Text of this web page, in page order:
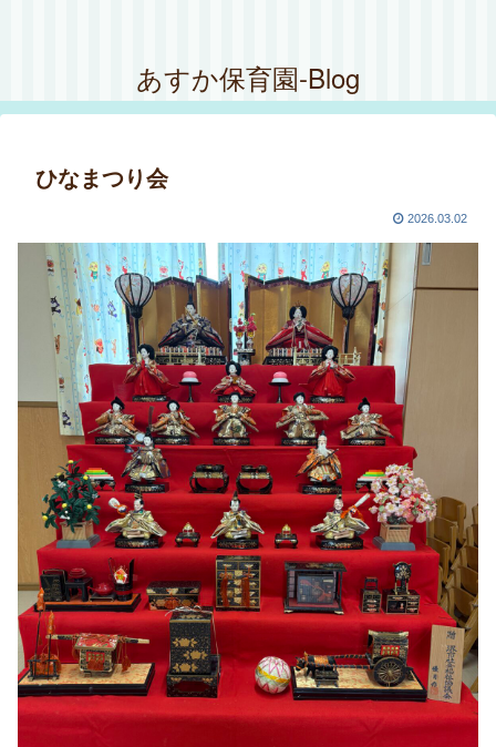
あすか保育園-Blog
ひなまつり会
2026.03.02